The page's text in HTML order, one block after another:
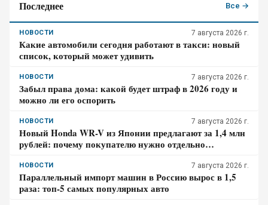
Последнее Все →
НОВОСТИ 7 августа 2026 г.
Какие автомобили сегодня работают в такси: новый
список, который может удивить
НОВОСТИ 7 августа 2026 г.
Забыл права дома: какой будет штраф в 2026 году и
можно ли его оспорить
НОВОСТИ 7 августа 2026 г.
Новый Honda WR-V из Японии предлагают за 1,4 млн
рублей: почему покупателю нужно отдельно
НОВОСТИ 7 августа 2026 г.
Параллельный импорт машин в Россию вырос в 1,5
раза: топ-5 самых популярных авто